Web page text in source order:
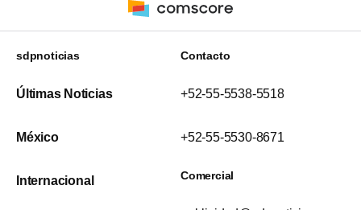
sdpnoticias
Últimas Noticias
México
Internacional
Contacto
+52-55-5538-5518
+52-55-5530-8671
Comercial